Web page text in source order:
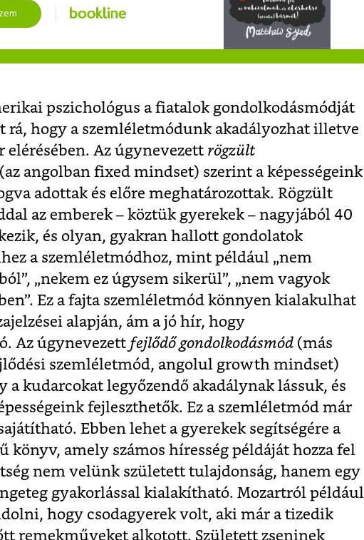
pszichológus a fiatalok gondolkodásmódját
hogy a szemléletmódunk akadályozhat illetve
elérésében. Az úgynevezett rögzült
(az angolban fixed mindset) szerint a képességeink
adottak és előre meghatározottak. Rögzült
az emberek – köztük gyerekek – nagyjából 40
és olyan, gyakran hallott gondolatok
a szemléletmódhoz, mint például „nem
„nekem ez úgysem sikerül”, „nem vagyok
Ez a fajta szemléletmód könnyen kialakulhat
alapján, ám a jó hír, hogy
Az úgynevezett fejlődő gondolkodásmód (más
szemléletmód, angolul growth mindset)
a kudarcokat legyőzendő akadálynak lássuk, és
fejleszthetők. Ez a szemléletmód már
Ebben lehet a gyerekek segítségére a
könyv, amely számos híresség példáját hozza fel
nem velünk született tulajdonság, hanem egy
gyakorlással kialakítható. Mozartról például
hogy csodagyerek volt, aki már a tizedik
remekműveket alkotott. Született zseninek